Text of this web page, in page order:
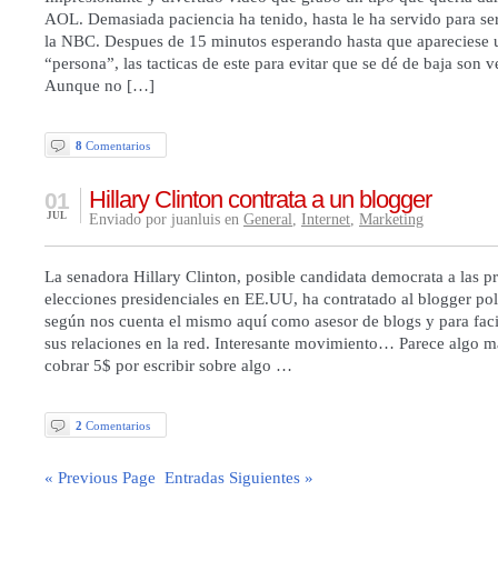
AOL. Demasiada paciencia ha tenido, hasta le ha servido para
la NBC. Despues de 15 minutos esperando hasta que apareciese
“persona”, las tacticas de este para evitar que se dé de baja son
Aunque no […]
8 Comentarios
Hillary Clinton contrata a un blogger
01
JUL Enviado por juanluis en General, Internet, Marketing
La senadora Hillary Clinton, posible candidata democrata a las
elecciones presidenciales en EE.UU, ha contratado al blogger
según nos cuenta el mismo aquí como asesor de blogs y para
sus relaciones en la red. Interesante movimiento… Parece algo
cobrar 5$ por escribir sobre algo …
2 Comentarios
« Previous Page Entradas Siguientes »